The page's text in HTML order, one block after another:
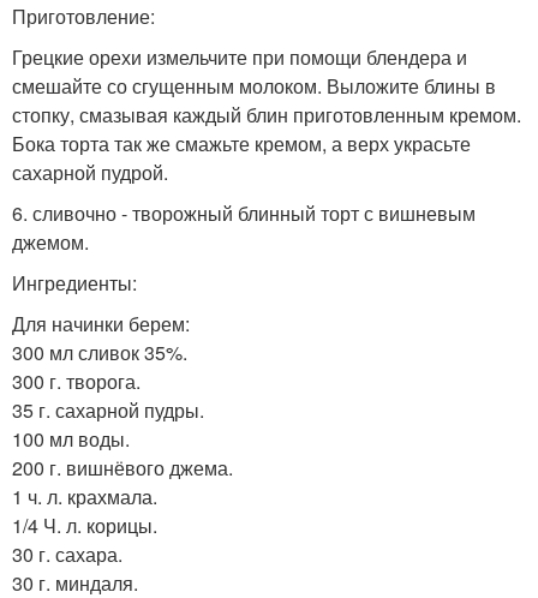
Приготовление:
Грецкие орехи измельчите при помощи блендера и
смешайте со сгущенным молоком. Выложите блины в
стопку, смазывая каждый блин приготовленным кремом.
Бока торта так же смажьте кремом, а верх украсьте
сахарной пудрой.
6. сливочно - творожный блинный торт с вишневым
джемом.
Ингредиенты:
Для начинки берем:
300 мл сливок 35%.
300 г. творога.
35 г. сахарной пудры.
100 мл воды.
200 г. вишнёвого джема.
1 ч. л. крахмала.
1/4 Ч. л. корицы.
30 г. сахара.
30 г. миндаля.